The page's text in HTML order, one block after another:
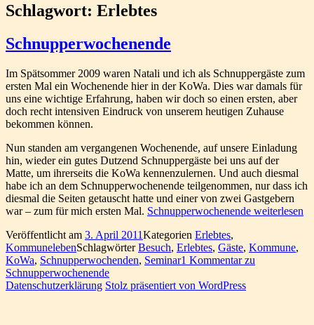
Schlagwort: Erlebtes
Schnupperwochenende
Im Spätsommer 2009 waren Natali und ich als Schnuppergäste zum
ersten Mal ein Wochenende hier in der KoWa. Dies war damals für
uns eine wichtige Erfahrung, haben wir doch so einen ersten, aber
doch recht intensiven Eindruck von unserem heutigen Zuhause
bekommen können.
Nun standen am vergangenen Wochenende, auf unsere Einladung
hin, wieder ein gutes Dutzend Schnuppergäste bei uns auf der
Matte, um ihrerseits die KoWa kennenzulernen. Und auch diesmal
habe ich an dem Schnupperwochenende teilgenommen, nur dass ich
diesmal die Seiten getauscht hatte und einer von zwei Gastgebern
war – zum für mich ersten Mal. Schnupperwochenende weiterlesen
Veröffentlicht am 3. April 2011Kategorien Erlebtes,
KommunelebenSchlagwörterBesuch, Erlebtes, Gäste, Kommune,
KoWa, Schnupperwochenden, Seminar1 Kommentarzu
Schnupperwochenende
Datenschutzerklärung Stolz präsentiert von WordPress